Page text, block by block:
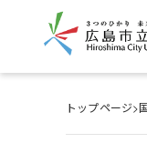
トップページ>